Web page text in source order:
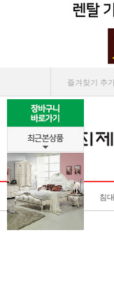
즐겨찾기 추
침